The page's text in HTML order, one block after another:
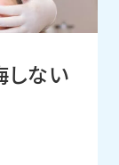
しない